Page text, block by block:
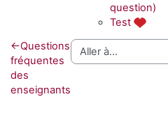
question)
Test
←Questions
fréquentes
des
enseignants